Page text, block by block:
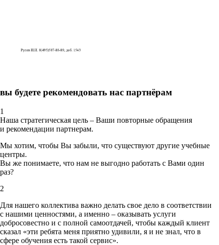
вы будете рекомендовать нас партнёрам
1
Наша стратегическая цель – Ваши повторные обращения
и рекомендации партнерам.
Мы хотим, чтобы Вы забыли, что существуют другие учебные
центры.
Вы же понимаете, что нам не выгодно работать с Вами один
раз?
2
Для нашего коллектива важно делать свое дело в соответствии
с нашими ценностями, а именно – оказывать услуги
добросовестно и с полной самоотдачей, чтобы каждый клиент
сказал «эти ребята меня приятно удивили, я и не знал, что в
сфере обучения есть такой сервис».